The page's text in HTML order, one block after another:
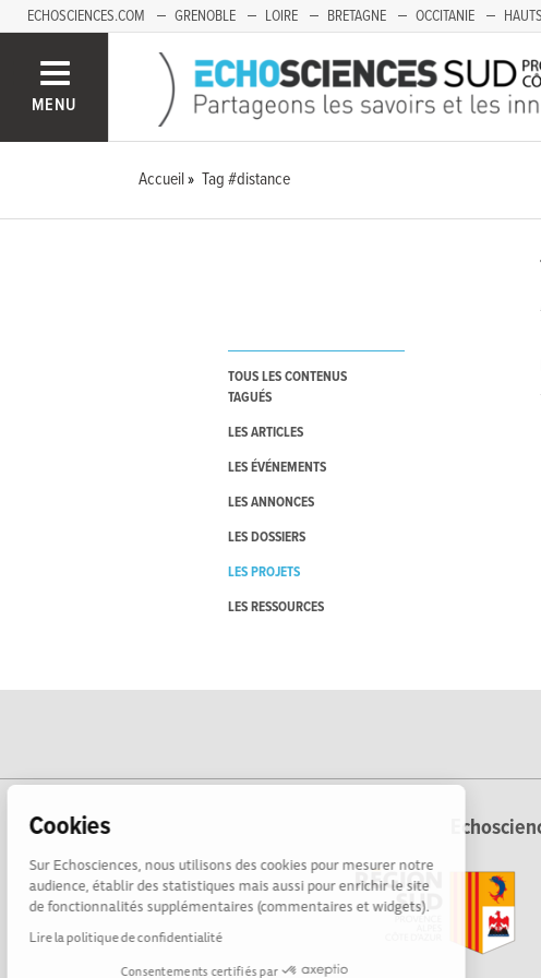
Cookies
Sur Echosciences, nous utilisons des cookies pour mesurer notre
audience, établir des statistiques mais aussi pour enrichir le site
de fonctionnalités supplémentaires (commentaires et widgets).
Lire la politique de confidentialité
Consentements certifiés par
ECHOSCIENCES.COM GRENOBLE LOIRE BRETAGNE OCCITANIE
MENU
Accueil Tag #distance
TOUS LES CONTENUS
TAGUÉS
LES ARTICLES
LES ÉVÉNEMENTS
LES ANNONCES
LES DOSSIERS
LES PROJETS
LES RESSOURCES